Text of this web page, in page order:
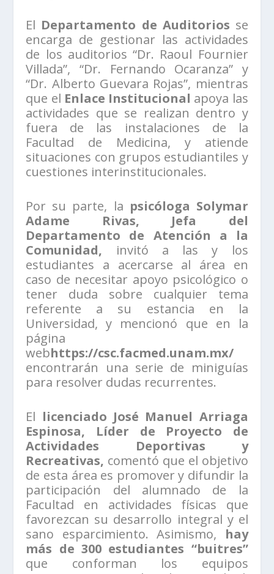
El Departamento de Auditorios se
encarga de gestionar las actividades
de los auditorios “Dr. Raoul Fournier
Villada”, “Dr. Fernando Ocaranza” y
“Dr. Alberto Guevara Rojas”, mientras
que el Enlace Institucional apoya las
actividades que se realizan dentro y
fuera de las instalaciones de la
Facultad de Medicina, y atiende
situaciones con grupos estudiantiles y
cuestiones interinstitucionales.
Por su parte, la psicóloga Solymar
Adame Rivas, Jefa del
Departamento de Atención a la
Comunidad, invitó a las y los
estudiantes a acercarse al área en
caso de necesitar apoyo psicológico o
tener duda sobre cualquier tema
referente a su estancia en la
Universidad, y mencionó que en la
página
webhttps://csc.facmed.unam.mx/
encontrarán una serie de miniguías
para resolver dudas recurrentes.
El licenciado José Manuel Arriaga
Espinosa, Líder de Proyecto de
Actividades Deportivas y
Recreativas, comentó que el objetivo
de esta área es promover y difundir la
participación del alumnado de la
Facultad en actividades físicas que
favorezcan su desarrollo integral y el
sano esparcimiento. Asimismo, hay
más de 300 estudiantes “buitres”
que conforman los equipos